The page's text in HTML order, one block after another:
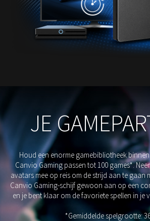
JE
Houd een enorme gamebibliotheek
Canvio Gaming passen tot 100 games*.
avatars mee op reis om de strijd aan te gaan
Canvio Gaming-schijf gewoon aan op een
en je bent klaar om de favoriete spellen in je
*Gemiddelde spelgrootte: